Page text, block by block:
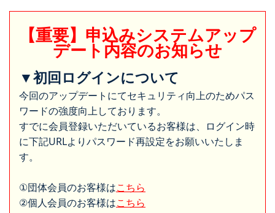
【重要】申込みシステムアップ
デート内容のお知らせ
▼初回ログインについて
今回のアップデートにてセキュリティ向上のためパス
ワードの強度向上しております。
すでに会員登録いただいているお客様は、ログイン時
に下記URLよりパスワード再設定をお願いいたしま
す。
①団体会員のお客様はこちら
②個人会員のお客様はこちら